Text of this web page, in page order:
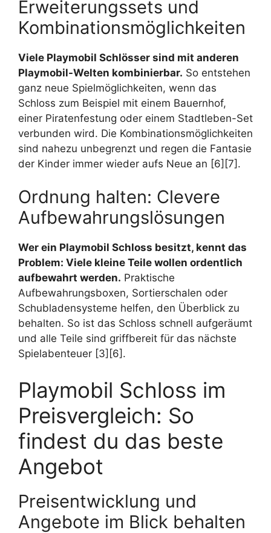
Erweiterungssets und
Kombinationsmöglichkeiten
Viele Playmobil Schlösser sind mit anderen
Playmobil-Welten kombinierbar. So entstehen
ganz neue Spielmöglichkeiten, wenn das
Schloss zum Beispiel mit einem Bauernhof,
einer Piratenfestung oder einem Stadtleben-Set
verbunden wird. Die Kombinationsmöglichkeiten
sind nahezu unbegrenzt und regen die Fantasie
der Kinder immer wieder aufs Neue an [6][7].
Ordnung halten: Clevere
Aufbewahrungslösungen
Wer ein Playmobil Schloss besitzt, kennt das
Problem: Viele kleine Teile wollen ordentlich
aufbewahrt werden. Praktische
Aufbewahrungsboxen, Sortierschalen oder
Schubladensysteme helfen, den Überblick zu
behalten. So ist das Schloss schnell aufgeräumt
und alle Teile sind griffbereit für das nächste
Spielabenteuer [3][6].
Playmobil Schloss im
Preisvergleich: So
findest du das beste
Angebot
Preisentwicklung und
Angebote im Blick behalten